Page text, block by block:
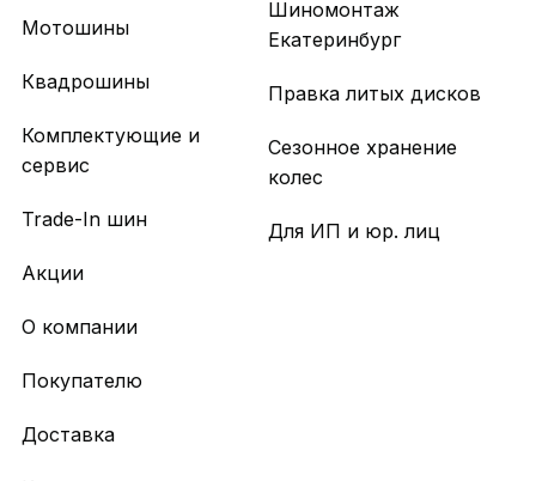
Мотошины
Квадрошины
Комплектующие и
сервис
Trade-In шин
Акции
Шиномонтаж
Екатеринбург
Правка литых дисков
Сезонное хранение
колес
Для ИП и юр. лиц
О компании
Покупателю
Доставка